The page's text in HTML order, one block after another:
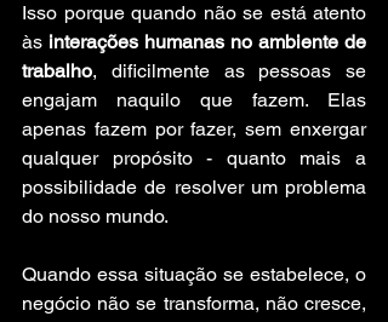
Isso porque quando não se está atento
às interações humanas no ambiente de
trabalho, dificilmente as pessoas se
engajam naquilo que fazem. Elas
apenas fazem por fazer, sem enxergar
qualquer propósito - quanto mais a
possibilidade de resolver um problema
do nosso mundo.
Quando essa situação se estabelece, o
negócio não se transforma, não cresce,